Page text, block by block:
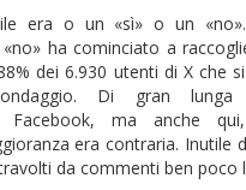
era o un «sì» o un
ha cominciato a
dei 6.930 utenti di X che
Di gran
Facebook, ma anche
era contraria. Inutile
da commenti ben poco